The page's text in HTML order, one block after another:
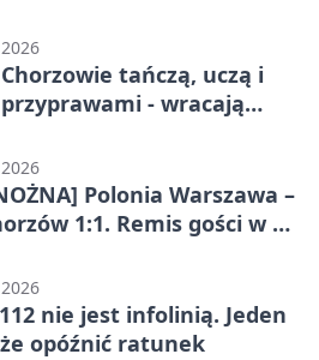
tańczą, uczą i
- wracają
Polonia Warszawa –
1:1. Remis gości w 3.
nie jest infolinią. Jeden
opóźnić ratunek